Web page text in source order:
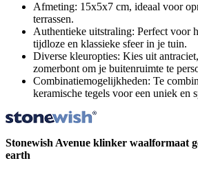
Afmeting: 15x5x7 cm, ideaal voor
terrassen.
Authentieke uitstraling: Perfect voor
tijdloze en klassieke sfeer in je tuin.
Diverse kleuropties: Kies uit
zomerbont om je buitenruimte te
Combinatiemogelijkheden: Te
keramische tegels voor een uniek en
Stonewish Avenue klinker waalformaat
earth